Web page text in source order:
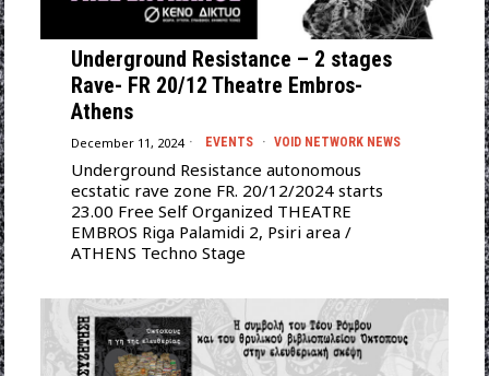
Underground Resistance – 2 stages
Rave- FR 20/12 Theatre Embros-
Athens
December 11, 2024 EVENTS · VOID NETWORK NEWS
Underground Resistance autonomous
ecstatic rave zone FR. 20/12/2024 starts
23.00 Free Self Organized THEATRE
EMBROS Riga Palamidi 2, Psiri area /
ATHENS Techno Stage